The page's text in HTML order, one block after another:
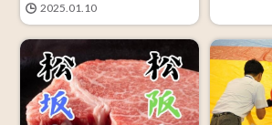
2025.01.10